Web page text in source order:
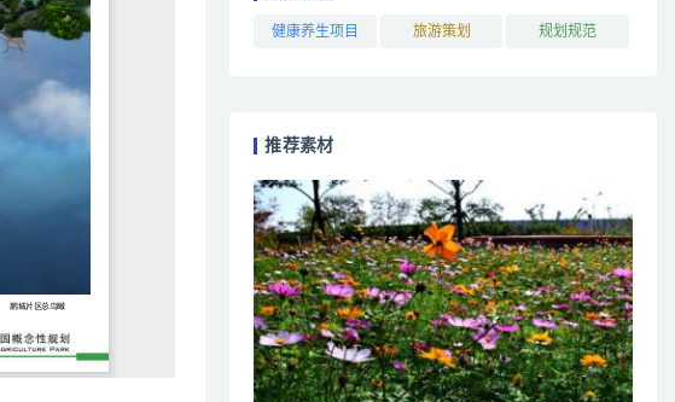
健康养生项目 旅游策划 规划规范
推荐素材